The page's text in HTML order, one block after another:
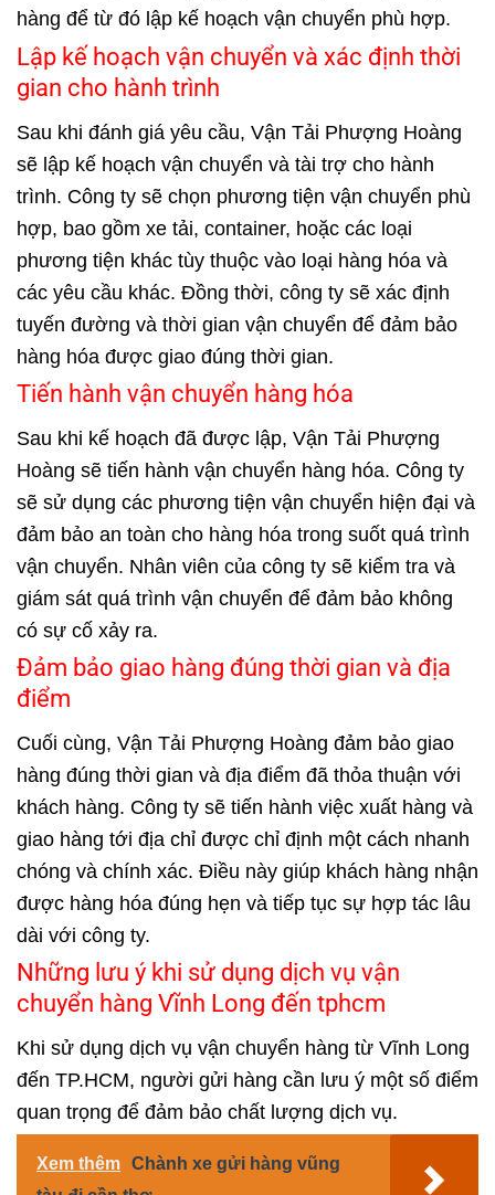
hàng để từ đó lập kế hoạch vận chuyển phù hợp.
Lập kế hoạch vận chuyển và xác định thời
gian cho hành trình
Sau khi đánh giá yêu cầu, Vận Tải Phượng Hoàng
sẽ lập kế hoạch vận chuyển và tài trợ cho hành
trình. Công ty sẽ chọn phương tiện vận chuyển phù
hợp, bao gồm xe tải, container, hoặc các loại
phương tiện khác tùy thuộc vào loại hàng hóa và
các yêu cầu khác. Đồng thời, công ty sẽ xác định
tuyến đường và thời gian vận chuyển để đảm bảo
hàng hóa được giao đúng thời gian.
Tiến hành vận chuyển hàng hóa
Sau khi kế hoạch đã được lập, Vận Tải Phượng
Hoàng sẽ tiến hành vận chuyển hàng hóa. Công ty
sẽ sử dụng các phương tiện vận chuyển hiện đại và
đảm bảo an toàn cho hàng hóa trong suốt quá trình
vận chuyển. Nhân viên của công ty sẽ kiểm tra và
giám sát quá trình vận chuyển để đảm bảo không
có sự cố xảy ra.
Đảm bảo giao hàng đúng thời gian và địa
điểm
Cuối cùng, Vận Tải Phượng Hoàng đảm bảo giao
hàng đúng thời gian và địa điểm đã thỏa thuận với
khách hàng. Công ty sẽ tiến hành việc xuất hàng và
giao hàng tới địa chỉ được chỉ định một cách nhanh
chóng và chính xác. Điều này giúp khách hàng nhận
được hàng hóa đúng hẹn và tiếp tục sự hợp tác lâu
dài với công ty.
Những lưu ý khi sử dụng dịch vụ vận
chuyển hàng Vĩnh Long đến tphcm
Khi sử dụng dịch vụ vận chuyển hàng từ Vĩnh Long
đến TP.HCM, người gửi hàng cần lưu ý một số điểm
quan trọng để đảm bảo chất lượng dịch vụ.
Xem thêm Chành xe gửi hàng vũng